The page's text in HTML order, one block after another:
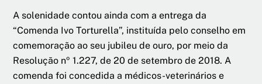
A solenidade contou ainda com a entrega da
“Comenda Ivo Torturella”, instituída pelo conselho em
comemoração ao seu jubileu de ouro, por meio da
Resolução nº 1.227, de 20 de setembro de 2018. A
comenda foi concedida a médicos-veterinários e